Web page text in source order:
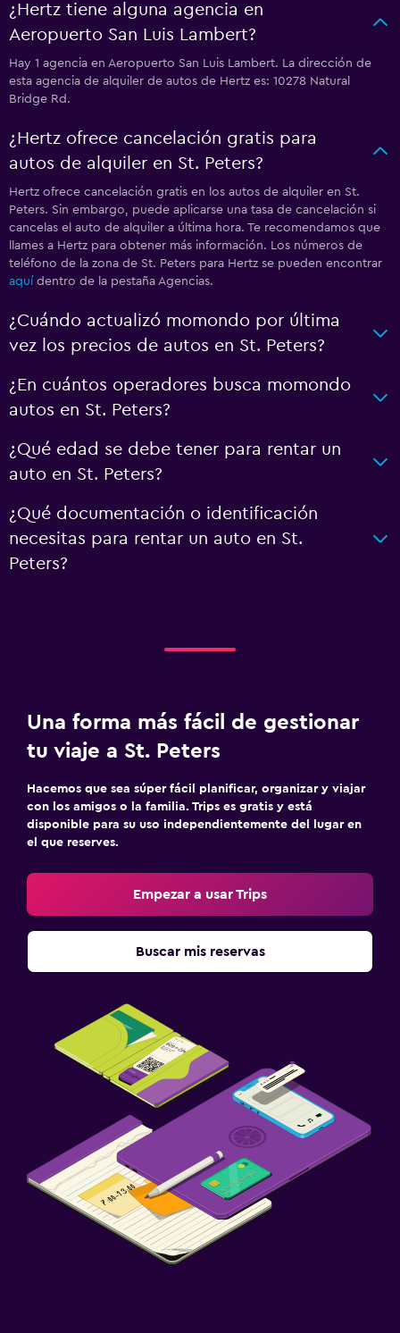
¿Hertz tiene alguna agencia en
Aeropuerto San Luis Lambert?
Hay 1 agencia en Aeropuerto San Luis Lambert. La dirección de
esta agencia de alquiler de autos de Hertz es: 10278 Natural
Bridge Rd.
¿Hertz ofrece cancelación gratis para
autos de alquiler en St. Peters?
Hertz ofrece cancelación gratis en los autos de alquiler en St.
Peters. Sin embargo, puede aplicarse una tasa de cancelación si
cancelas el auto de alquiler a última hora. Te recomendamos que
llames a Hertz para obtener más información. Los números de
teléfono de la zona de St. Peters para Hertz se pueden encontrar
aquí dentro de la pestaña Agencias.
¿Cuándo actualizó momondo por última
vez los precios de autos en St. Peters?
¿En cuántos operadores busca momondo
autos en St. Peters?
¿Qué edad se debe tener para rentar un
auto en St. Peters?
¿Qué documentación o identificación
necesitas para rentar un auto en St.
Peters?
Una forma más fácil de gestionar
tu viaje a St. Peters
Hacemos que sea súper fácil planificar, organizar y viajar
con los amigos o la familia. Trips es gratis y está
disponible para su uso independientemente del lugar en
el que reserves.
Empezar a usar Trips
Buscar mis reservas